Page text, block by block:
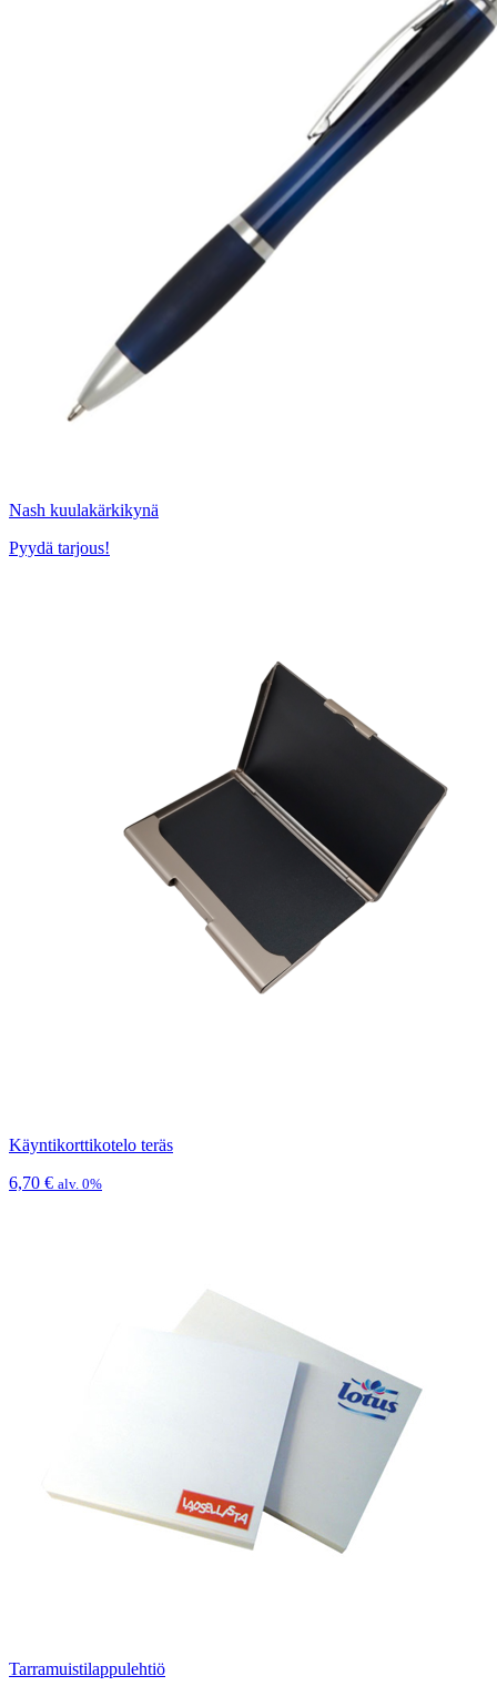
Nash kuulakärkikynä
Pyydä tarjous!
Käyntikorttikotelo teräs
6,70 € alv. 0%
Tarramuistilappulehtiö